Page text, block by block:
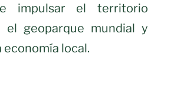
impulsar el territorio
el geoparque mundial y
economía local.